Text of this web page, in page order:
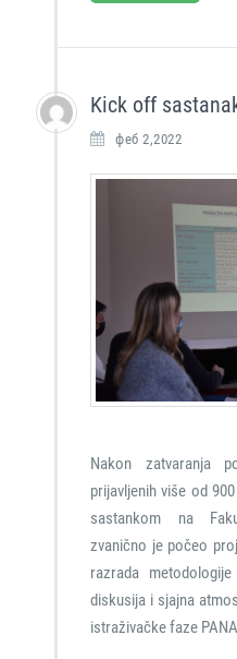
Kick off
феб 2,2022
Nakon zatvaranja
prijavljenih više od
sastankom na
zvanično je počeo
razrada
diskusija i sjajna
istraživačke faze